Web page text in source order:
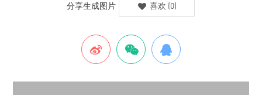
分享生成图片 喜欢 (0)